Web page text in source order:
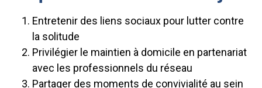
Entretenir des liens sociaux pour lutter contre
la solitude
Privilégier le maintien à domicile en partenariat
avec les professionnels du réseau
Partager des moments de convivialité au sein